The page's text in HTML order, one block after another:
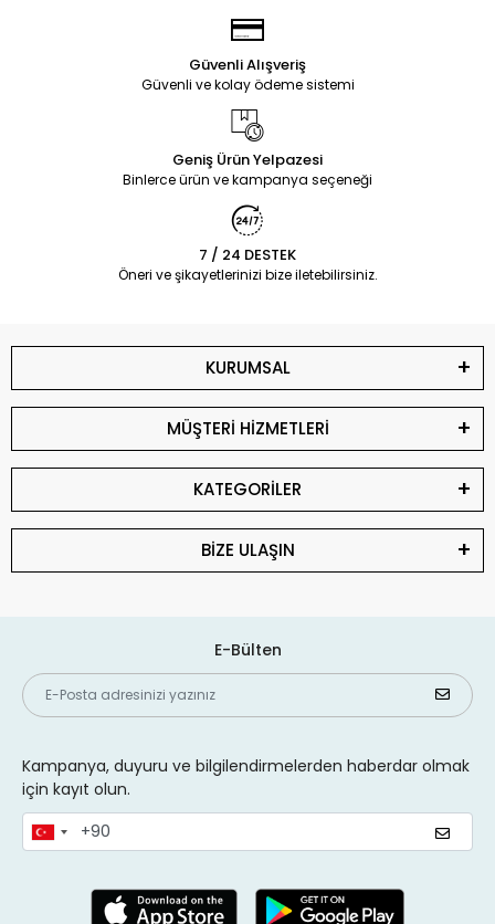
Güvenli Alışveriş
Güvenli ve kolay ödeme sistemi
Geniş Ürün Yelpazesi
Binlerce ürün ve kampanya seçeneği
7 / 24 DESTEK
Öneri ve şikayetlerinizi bize iletebilirsiniz.
KURUMSAL
MÜŞTERİ HİZMETLERİ
KATEGORİLER
BİZE ULAŞIN
E-Bülten
Kampanya, duyuru ve bilgilendirmelerden haberdar olmak
için kayıt olun.